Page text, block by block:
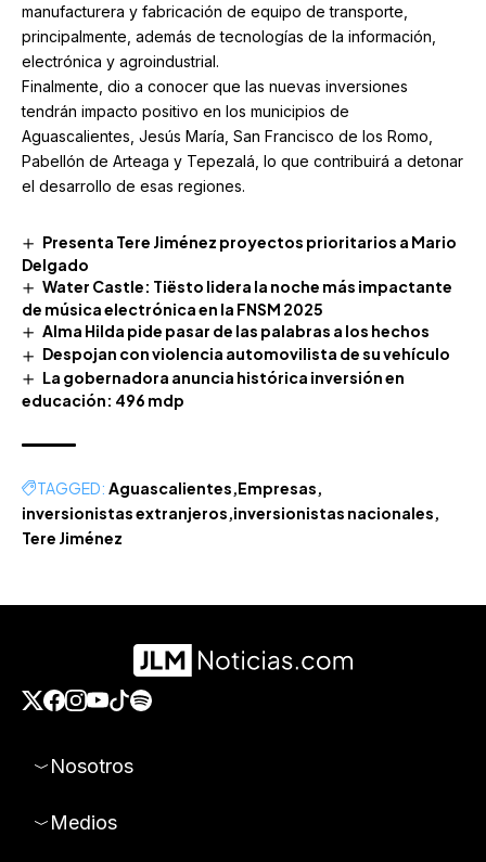
manufacturera y fabricación de equipo de transporte,
principalmente, además de tecnologías de la información,
electrónica y agroindustrial.
Finalmente, dio a conocer que las nuevas inversiones
tendrán impacto positivo en los municipios de
Aguascalientes, Jesús María, San Francisco de los Romo,
Pabellón de Arteaga y Tepezalá, lo que contribuirá a detonar
el desarrollo de esas regiones.
Presenta Tere Jiménez proyectos prioritarios a Mario
Delgado
Water Castle: Tiësto lidera la noche más impactante
de música electrónica en la FNSM 2025
Alma Hilda pide pasar de las palabras a los hechos
Despojan con violencia automovilista de su vehículo
La gobernadora anuncia histórica inversión en
educación: 496 mdp
TAGGED: Aguascalientes Empresas
inversionistas extranjeros inversionistas nacionales
Tere Jiménez
Nosotros
Medios